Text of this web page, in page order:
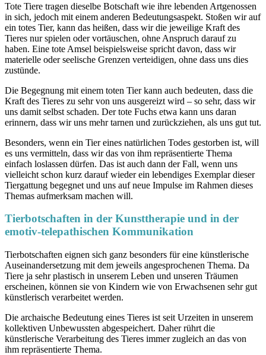
Tote Tiere tragen dieselbe Botschaft wie ihre lebenden Artgenossen
in sich, jedoch mit einem anderen Bedeutungsaspekt. Stoßen wir auf
ein totes Tier, kann das heißen, dass wir die jeweilige Kraft des
Tieres nur spielen oder vortäuschen, ohne Anspruch darauf zu
haben. Eine tote Amsel beispielsweise spricht davon, dass wir
materielle oder seelische Grenzen verteidigen, ohne dass uns dies
zustünde.
Die Begegnung mit einem toten Tier kann auch bedeuten, dass die
Kraft des Tieres zu sehr von uns ausgereizt wird – so sehr, dass wir
uns damit selbst schaden. Der tote Fuchs etwa kann uns daran
erinnern, dass wir uns mehr tarnen und zurückziehen, als uns gut tut.
Besonders, wenn ein Tier eines natürlichen Todes gestorben ist, will
es uns vermitteln, dass wir das von ihm repräsentierte Thema
einfach loslassen dürfen. Das ist auch dann der Fall, wenn uns
vielleicht schon kurz darauf wieder ein lebendiges Exemplar dieser
Tiergattung begegnet und uns auf neue Impulse im Rahmen dieses
Themas aufmerksam machen will.
Tierbotschaften in der Kunsttherapie und in der
emotiv-telepathischen Kommunikation
Tierbotschaften eignen sich ganz besonders für eine künstlerische
Auseinandersetzung mit dem jeweils angesprochenen Thema. Da
Tiere ja sehr plastisch in unserem Leben und unseren Träumen
erscheinen, können sie von Kindern wie von Erwachsenen sehr gut
künstlerisch verarbeitet werden.
Die archaische Bedeutung eines Tieres ist seit Urzeiten in unserem
kollektiven Unbewussten abgespeichert. Daher rührt die
künstlerische Verarbeitung des Tieres immer zugleich an das von
ihm repräsentierte Thema.